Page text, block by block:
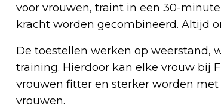
voor vrouwen, traint in een 30-
kracht worden gecombineerd. Altijd
De toestellen werken op weerstand,
training. Hierdoor kan elke vrouw bij
vrouwen fitter en sterker worden
vrouwen.